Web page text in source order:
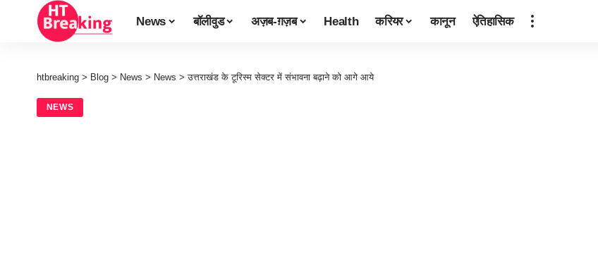
News बॉलीवुड अज़ब-ग़ज़ब Health करियर कानून ऐतिहासिक
htbreaking > Blog > News > News >उत्तराखंड के टूरिस्म सेक्टर में संभावना बढ़ाने को आगे आये
NEWS